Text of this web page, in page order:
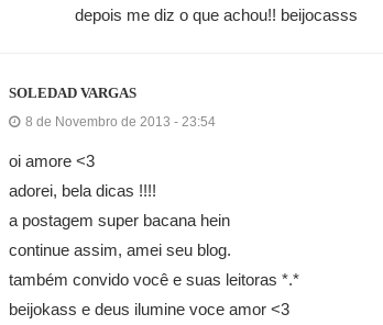
depois me diz o que achou!! beijocasss
SOLEDAD VARGAS
8 de Novembro de 2013 - 23:54
oi amore <3
adorei, bela dicas !!!!
a postagem super bacana hein
continue assim, amei seu blog.
também convido você e suas leitoras *.*
beijokass e deus ilumine voce amor <3